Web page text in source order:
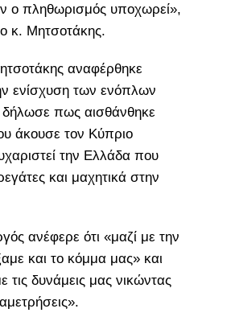
ο πληθωρισμός υποχωρεί»,
κ. Μητσοτάκης.
αναφέρθηκε
ενίσχυση των ενόπλων
πως αισθάνθηκε
άκουσε τον Κύπριο
την Ελλάδα που
και μαχητικά στην
ανέφερε ότι «μαζί με την
και το κόμμα μας» και
τις δυνάμεις μας νικώντας